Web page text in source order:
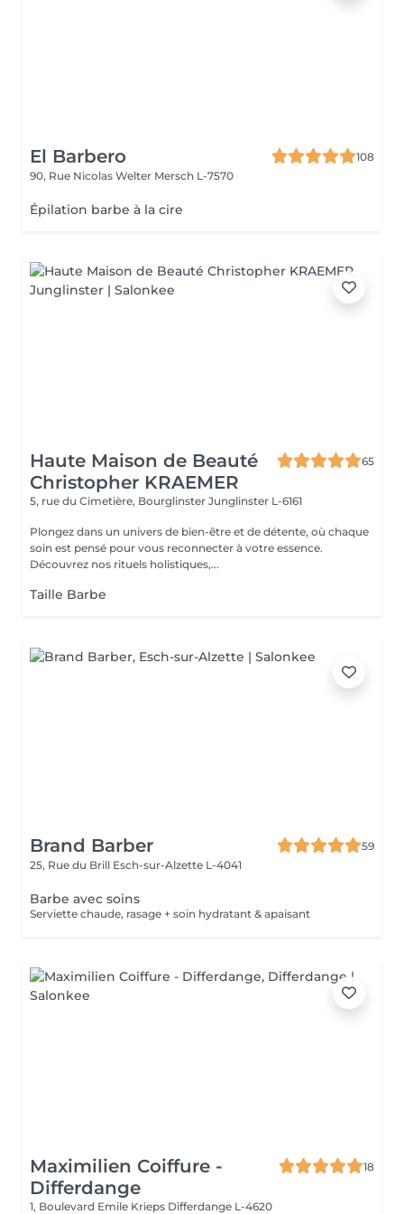
El Barbero
108
90, Rue Nicolas Welter Mersch L-7570
Épilation barbe à la cire
Haute Maison de Beauté
Christopher KRAEMER
65
5, rue du Cimetière, Bourglinster Junglinster L-6161
Plongez dans un univers de bien-être et de détente, où chaque
soin est pensé pour vous reconnecter à votre essence.
Découvrez nos rituels holistiques,...
Taille Barbe
Brand Barber
59
25, Rue du Brill Esch-sur-Alzette L-4041
Barbe avec soins
Serviette chaude, rasage + soin hydratant & apaisant
Maximilien Coiffure -
Differdange
18
1, Boulevard Emile Krieps Differdange L-4620